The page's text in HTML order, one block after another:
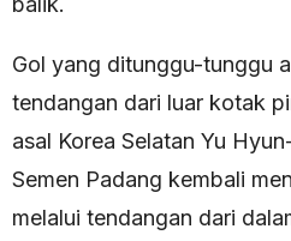
Gol yang ditunggu-tunggu
tendangan dari luar kotak
asal Korea Selatan Yu
Semen Padang kembali
melalui tendangan dari